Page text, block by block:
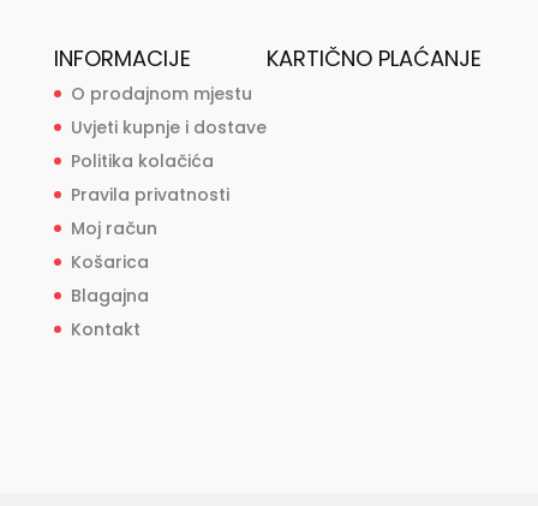
INFORMACIJE
O prodajnom mjestu
Uvjeti kupnje i dostave
Politika kolačića
Pravila privatnosti
Moj račun
Košarica
Blagajna
Kontakt
KARTIČNO PLAĆANJE